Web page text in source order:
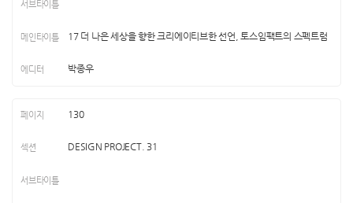
17 더 나은 세상을 향한 크리에이티브한 선언, 토스임팩트의 스펙트럼
박종우
130
DESIGN PROJECT. 31